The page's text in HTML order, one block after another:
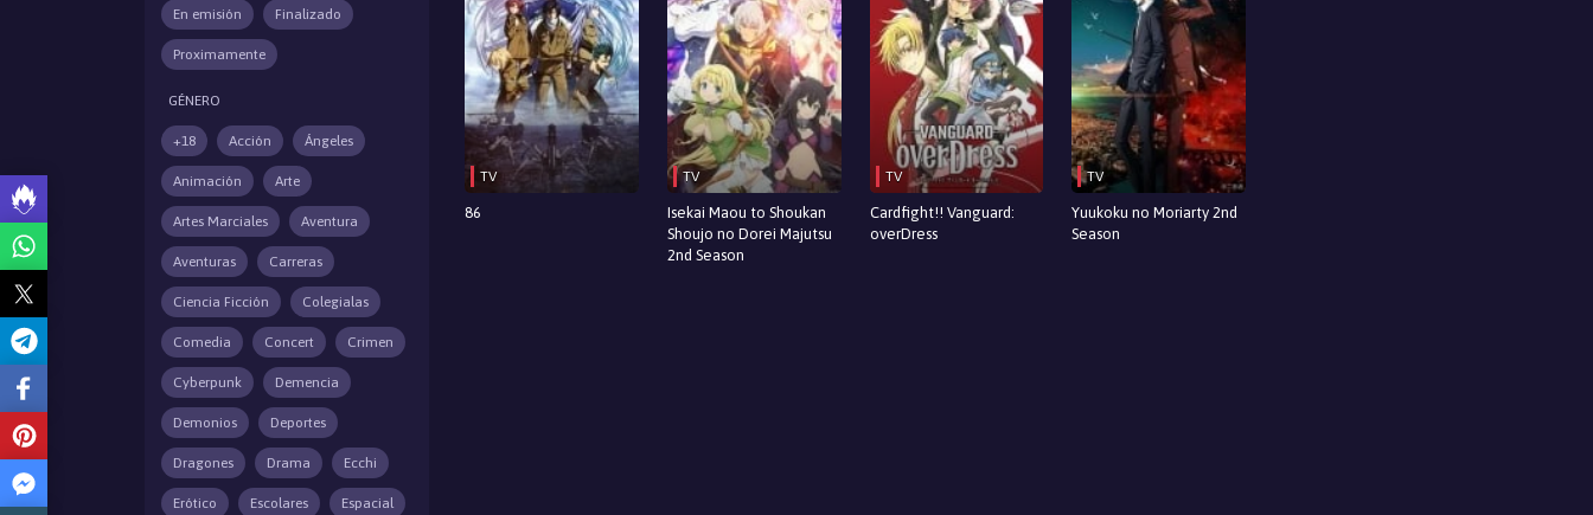
En emisión Finalizado
Proximamente
GÉNERO
+18 Acción Ángeles
Animación Arte
Artes Marciales Aventura
Aventuras Carreras
Ciencia Ficción Colegialas
Comedia Concert Crimen
Cyberpunk Demencia
Demonios Deportes
Dragones Drama Ecchi
Erótico Escolares Espacial
TV
86
TV
Isekai Maou to Shoukan
Shoujo no Dorei Majutsu
2nd Season
TV
Cardfight!! Vanguard:
overDress
TV
Yuukoku no Moriarty 2nd
Season